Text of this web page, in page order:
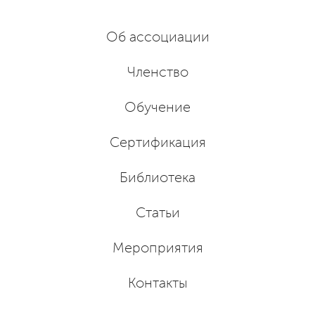
Об ассоциации
Членство
Обучение
Сертификация
Библиотека
Статьи
Мероприятия
Контакты